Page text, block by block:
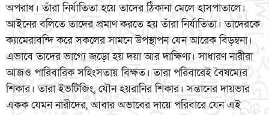
অপরাধ। তাঁরা নির্যাতিতা হয়ে তাদের ঠিকানা মেলে হাসপাতালে।
আইনের বলিতে তাদের প্রমাণ করতে হয় তাঁরা নির্যাতিতা। তাদেরকে
ক্যামেরাবন্দি করে সকলের সামনে উপস্থাপন যেন আরেক বিড়ম্বনা।
এভাবে তাদের ভাগ্যে জড়ো হয় দয়া আর দাক্ষিণ্য। সাধারণ নারীরা
আজও পারিবারিক সহিংসতায় বিক্ষত। তারা পরিবারেই বৈষম্যের
শিকার। তারা ইভটিজিং, যৌন হয়রানির শিকার। সন্তানের দায়ভার
একক যেমন নারীদের, আবার অভাবের দায়ে পরিবারে যেন এই